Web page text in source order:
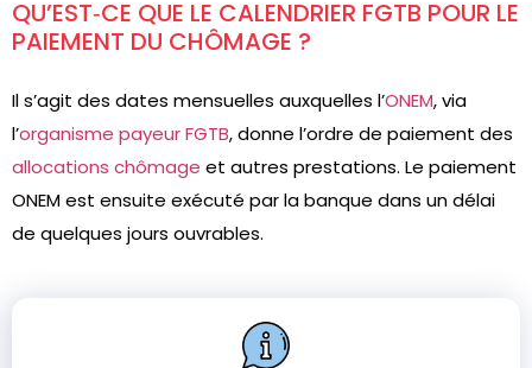
QU’EST‑CE QUE LE CALENDRIER FGTB POUR LE
PAIEMENT DU CHÔMAGE ?
Il s’agit des dates mensuelles auxquelles l’ONEM, via
l’organisme payeur FGTB, donne l’ordre de paiement des
allocations chômage et autres prestations. Le paiement
ONEM est ensuite exécuté par la banque dans un délai
de quelques jours ouvrables.